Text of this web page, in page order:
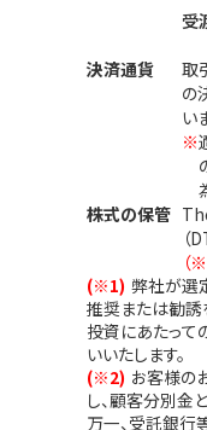
受
決済通貨
取
の
い
※
株式の保管
（
（
(※1) 弊社が選
推奨または勧誘
投資にあたっ
いいたします。
(※2) お客様の
し、顧客分別金
万一、受託銀行